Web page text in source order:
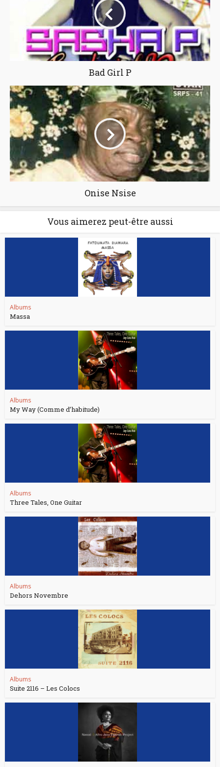
Bad Girl P
Onise Nsise
Vous aimerez peut-être aussi
Albums
Massa
Albums
My Way (Comme d’habitude)
Albums
Three Tales, One Guitar
Albums
Dehors Novembre
Albums
Suite 2116 – Les Colocs